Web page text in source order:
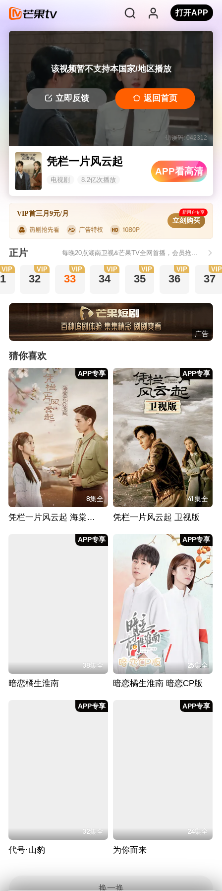
打开APP
该视频暂不支持本国家/地区播放
立即反馈 返回首页
错误码: 042312
凭栏一片风云起
电视剧 8.2亿次播放
APP看高清
VIP首三月9元/月 新用户专享
立刻购买
正片 每晚20点湖南卫视&芒果TV全网首播，会员抢先看6集
VIP
32
VIP
33
VIP
34
VIP
35
VIP
36
VIP
37
VIP
广告
猜你喜欢
APP专享
8集全
凭栏一片风云起 海棠花CP版
APP专享
41集全
凭栏一片风云起 卫视版
APP专享
38集全
暗恋橘生淮南
APP专享
25集全
暗恋橘生淮南 暗恋CP版
APP专享
32集全
代号·山豹
APP专享
24集全
为你而来
换一换